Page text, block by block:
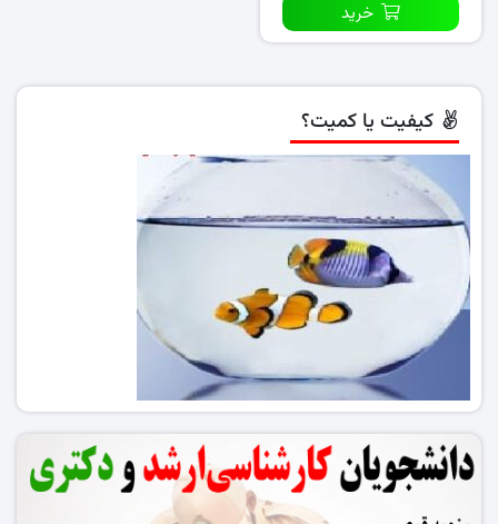
خرید
کیفیت یا کمیت؟